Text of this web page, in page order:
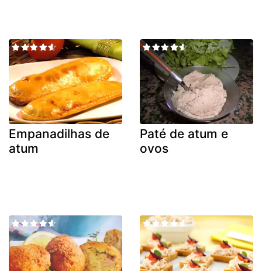
Empanadilhas de
atum
Paté de atum e
ovos